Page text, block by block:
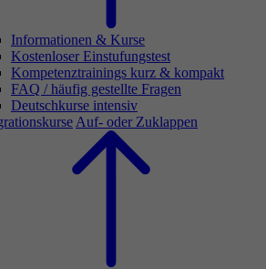
Informationen & Kurse
Kostenloser Einstufungstest
Kompetenztrainings kurz & kompakt
FAQ / häufig gestellte Fragen
Deutschkurse intensiv
Auf- oder Zuklappen